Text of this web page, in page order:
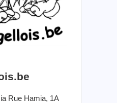
Rue Hamia, 1A